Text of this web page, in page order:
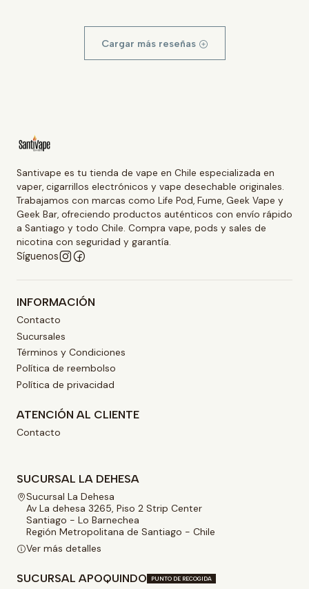
Cargar más reseñas
Santivape es tu tienda de vape en Chile especializada en
vaper, cigarrillos electrónicos y vape desechable originales.
Trabajamos con marcas como Life Pod, Fume, Geek Vape y
Geek Bar, ofreciendo productos auténticos con envío rápido
a Santiago y todo Chile. Compra vape, pods y sales de
nicotina con seguridad y garantía.
Síguenos
INFORMACIÓN
Contacto
Sucursales
Términos y Condiciones
Política de reembolso
Política de privacidad
ATENCIÓN AL CLIENTE
Contacto
SUCURSAL LA DEHESA
Sucursal La Dehesa
Av La dehesa 3265, Piso 2 Strip Center
Santiago - Lo Barnechea
Región Metropolitana de Santiago - Chile
Ver más detalles
SUCURSAL APOQUINDO PUNTO DE RECOGIDA